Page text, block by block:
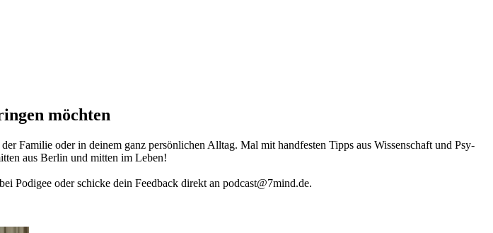
möch­ten
Fami­lie oder in deinem ganz per­sön­li­chen Alltag. Mal mit hand­fes­ten Tipps aus Wis­sen­schaft und Psy­
aus Berlin und mitten im Leben!
Podigee oder schi­cke dein Feed­back direkt an podcast@​7​mind.​de.